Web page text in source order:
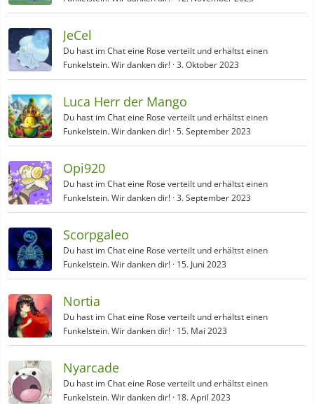
JeCel
Du hast im Chat eine Rose verteilt und erhältst einen
Funkelstein. Wir danken dir! 3. Oktober 2023
Luca Herr der Mango
Du hast im Chat eine Rose verteilt und erhältst einen
Funkelstein. Wir danken dir! 5. September 2023
Opi920
Du hast im Chat eine Rose verteilt und erhältst einen
Funkelstein. Wir danken dir! 3. September 2023
Scorpgaleo
Du hast im Chat eine Rose verteilt und erhältst einen
Funkelstein. Wir danken dir! 15. Juni 2023
Nortia
Du hast im Chat eine Rose verteilt und erhältst einen
Funkelstein. Wir danken dir! 15. Mai 2023
Nyarcade
Du hast im Chat eine Rose verteilt und erhältst einen
Funkelstein. Wir danken dir! 18. April 2023